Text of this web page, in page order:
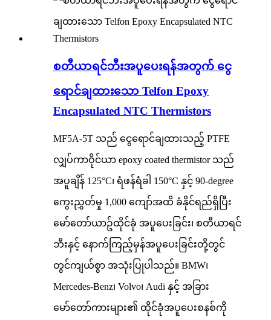
စတီယာရင်ဘီးအပူပေးရန်အတွက် ငွေ
ရောင်ချထားသော Telfon Epoxy
Encapsulated NTC Thermistors
MF5A-5T သည် ငွေရောင်ချထားသည့် PTFE
လျှပ်ကာဝိုင်ယာ epoxy coated thermistor သည်
အပူချိန် 125°C၊ ရံဖန်ရံခါ 150°C နှင့် 90-degree
ကွေးညွှတ်မှု 1,000 ကျော်အထိ ခံနိုင်ရည်ရှိပြီး
မော်တော်ယာဥ်ထိုင်ခုံ အပူပေးခြင်း၊ စတီယာရင်
ဘီးနှင့် နောက်ကြည့်မှန်အပူပေးခြင်းတို့တွင်
တွင်ကျယ်စွာ အသုံးပြုပါသည်။ BMW၊
Mercedes-Benz၊ Volvo၊ Audi နှင့် အခြား
မော်တော်ကားများ၏ ထိုင်ခုံအပူပေးစနစ်ကို